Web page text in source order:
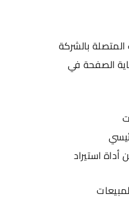
بالشركة
الصفحة في
أداة استيراد